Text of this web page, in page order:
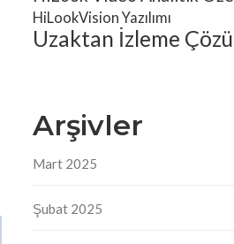
HiLookVision Yazılımı
Uzaktan İzleme
Arşivler
Mart 2025
Şubat 2025